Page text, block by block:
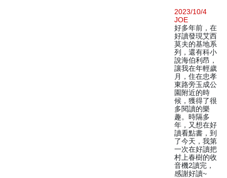
2023/10/4
JOE
好多年前，在
好讀發現艾西
莫夫的基地系
列，還有科小
說海伯利昂，
讓我在年輕歲
月，住在忠孝
東路旁玉成公
園附近的時
候，獲得了很
多閱讀的樂
趣。時隔多
年，又想在好
讀看點書，到
了今天，我第
一次在好讀把
村上春樹的收
音機2讀完，
感謝好讀~